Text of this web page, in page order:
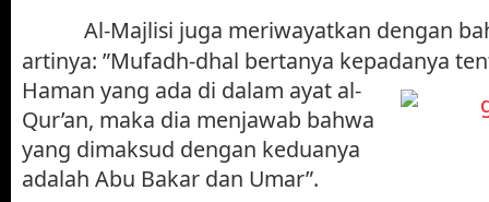
Al-Majlisi juga meriwayatkan dengan
artinya: ”Mufadh-dhal bertanya kepadanya
Haman yang ada di dalam ayat al-
Qur’an, maka dia menjawab bahwa
yang dimaksud dengan keduanya
adalah Abu Bakar dan Umar”.